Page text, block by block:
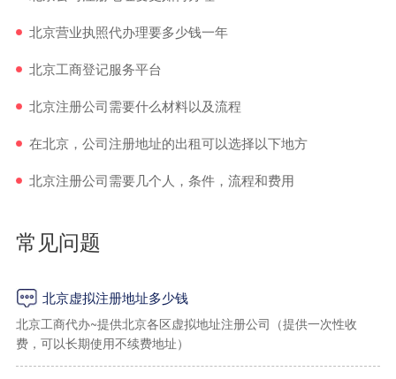
北京营业执照代办理要多少钱一年
北京工商登记服务平台
北京注册公司需要什么材料以及流程
在北京，公司注册地址的出租可以选择以下地方
北京注册公司需要几个人，条件，流程和费用
常见问题
北京虚拟注册地址多少钱
北京工商代办~提供北京各区虚拟地址注册公司（提供一次性收
费，可以长期使用不续费地址）